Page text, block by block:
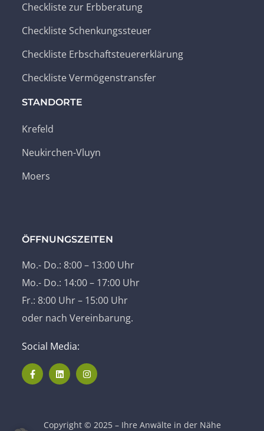
Checkliste zur Erbberatung
Checkliste Schenkungssteuer
Checkliste Erbschaftsteuererklärung
Checkliste Vermögenstransfer
STANDORTE
Krefeld
Neukirchen-Vluyn
Moers
ÖFFNUNGSZEITEN
Mo.- Do.: 8:00 – 13:00 Uhr
Mo.- Do.: 14:00 – 17:00 Uhr
Fr.: 8:00 Uhr – 15:00 Uhr
oder nach Vereinbarung.
Social Media:
Copyright © 2025 – Ihre Anwälte in der Nähe